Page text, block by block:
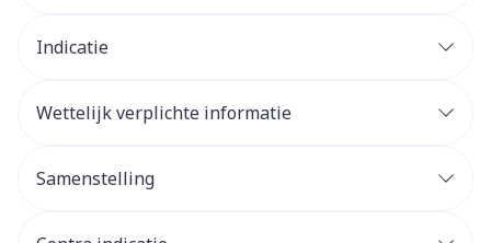
Indicatie
Wettelijk verplichte informatie
Samenstelling